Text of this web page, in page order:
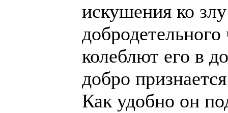
искушения ко
колеблют его в
добро
Как удобно он